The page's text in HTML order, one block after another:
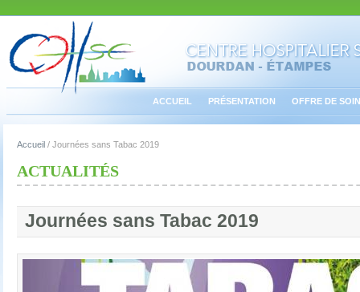
ACCUEIL PRÉSENTATION OFFRE DE
Accueil / Journées sans Tabac 2019
ACTUALITÉS
Journées sans Tabac 2019